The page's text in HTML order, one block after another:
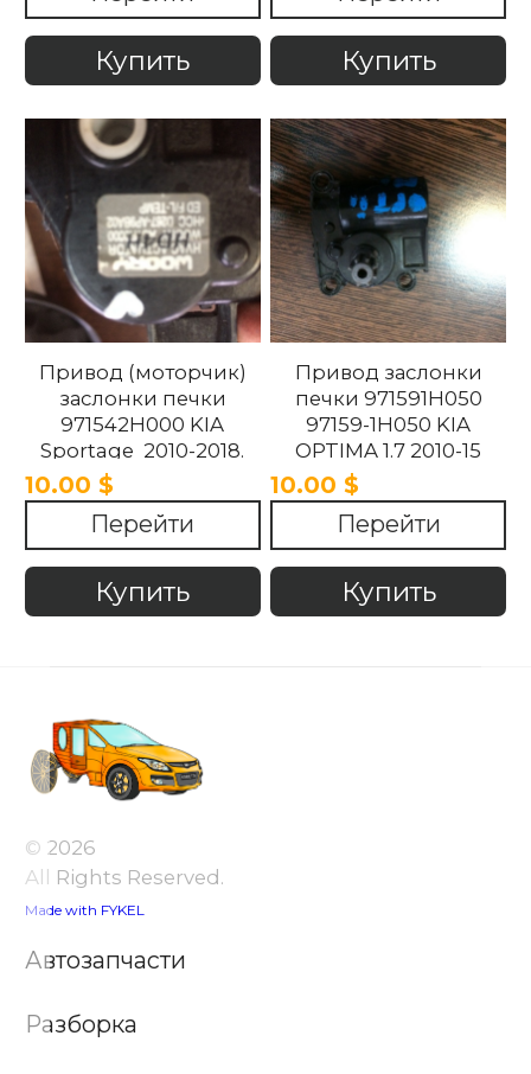
Купить Купить
Привод (моторчик)
заслонки печки
971542H000 KIA
Sportage 2010-2018.
10.00 $
Перейти
Купить
Привод заслонки
печки 971591H050
97159-1H050 KIA
OPTIMA 1.7 2010-15
10.00 $
Перейти
Купить
© 2026
All Rights Reserved.
Made with FYKEL
Автозапчасти
Разборка